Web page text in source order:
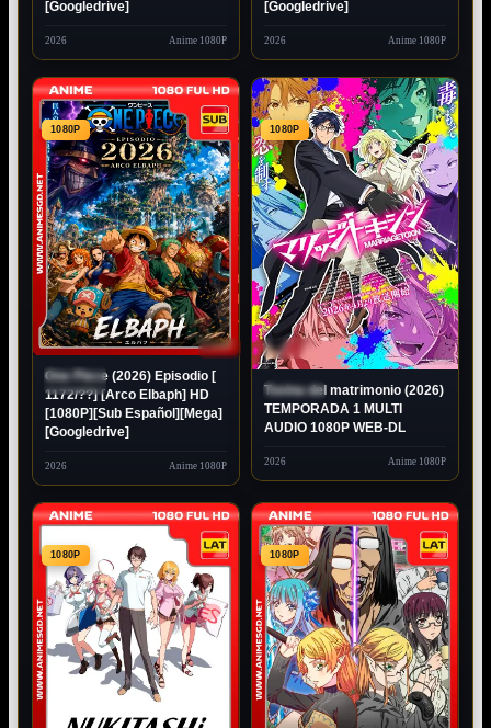
[Googledrive]
2026 Anime 1080P
[Googledrive]
2026 Anime 1080P
EN
EMISIÓN
1080P
One Piece (2026) Episodio [
1172/??] [Arco Elbaph] HD
[1080P][Sub Español][Mega]
[Googledrive]
2026 Anime 1080P
ESTRENO
LATINO
1080P
1080P
Toxina del matrimonio (2026)
TEMPORADA 1 MULTI
AUDIO 1080P WEB-DL
2026 Anime 1080P
1080P 1080P